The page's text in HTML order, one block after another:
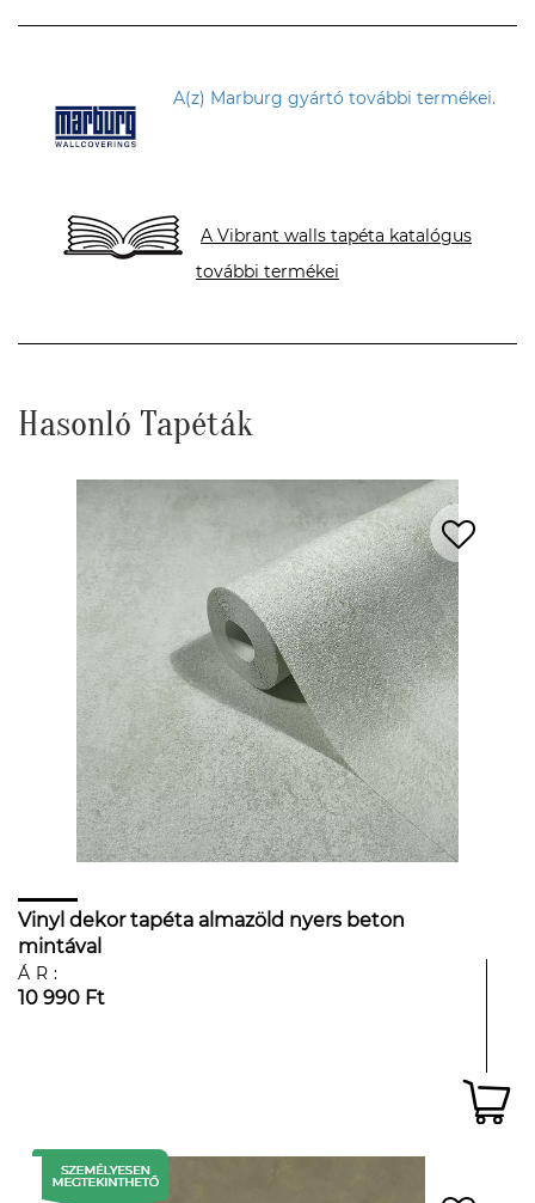
A(z) Marburg gyártó további termékei.
A Vibrant walls tapéta katalógus
további termékei
Hasonló Tapéták
Vinyl dekor tapéta almazöld nyers beton
mintával
ÁR:
10 990 Ft